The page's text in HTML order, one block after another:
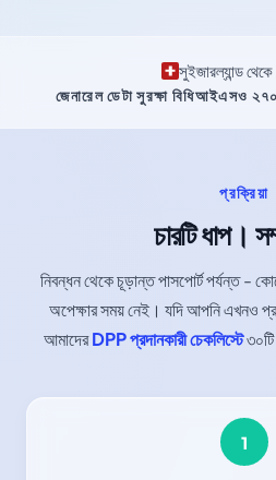
সুইজারল্যান্ড
জেনারেল ডেটা সুরক্ষা বিধিআইএসও
প্রক্রিয়া
চারটি ধাপ।
নিবন্ধন থেকে চূড়ান্ত পাসপোর্ট পর্যন্ত -
অপেক্ষার সময় নেই। যদি আপনি এখনও
আমাদেরDPP প্রদানকারী চেকলিস্টে৩০টি
1